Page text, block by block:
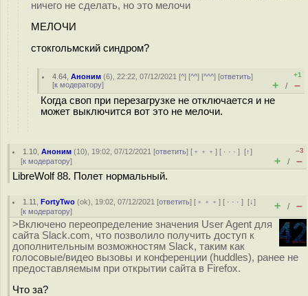
ничего не сделать, но это мелочи
МЕЛОЧИ
стокгольмский синдром?
4.64 ,Аноним (6), 22:22, 07/12/2021 [^] [^^] [^^^] [ответить]
[к модератору]
+1
+ / –
Когда своп при перезагрузке не отключается и не
может выключится вот это не мелочи.
1.10 ,Аноним (10), 19:02, 07/12/2021 [ответить] [ ﹢﹢﹢] [ · · ·][↑]
[к модератору]
–3
+ / –
LibreWolf 88. Полет нормальный.
1.11 ,FortyTwo (ok), 19:02, 07/12/2021 [ответить] [ ﹢﹢﹢] [ · · ·][↓]
[к модератору] + / –
>Включено переопределение значения User Agent для
сайта Slack.com, что позволило получить доступ к
дополнительным возможностям Slack, таким как
голосовые/видео вызовы и конференции (huddles), ранее не
предоставляемым при открытии сайта в Firefox.
Что за?